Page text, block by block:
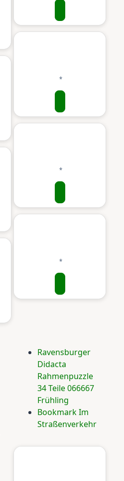
Ravensburger
Didacta
Rahmenpuzzle
34 Teile 066667
Frühling
Bookmark Im
Straßenverkehr